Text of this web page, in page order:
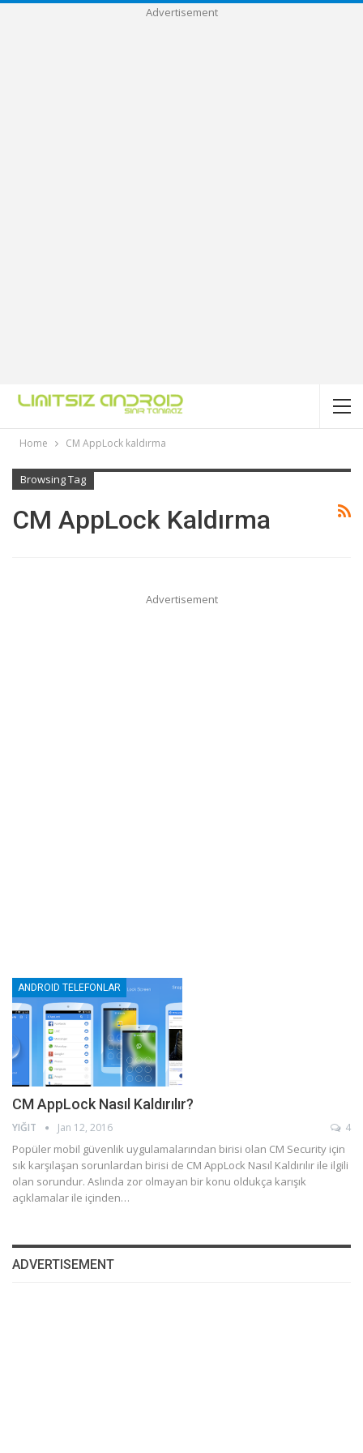
Advertisement
Home CM AppLock kaldırma
Browsing Tag
CM AppLock Kaldırma
Advertisement
ANDROID TELEFONLAR
CM AppLock Nasıl Kaldırılır?
YIĞIT Jan 12, 2016 4
Popüler mobil güvenlik uygulamalarından birisi olan CM Security için
sık karşılaşan sorunlardan birisi de CM AppLock Nasıl Kaldırılır ile ilgili
olan sorundur. Aslında zor olmayan bir konu oldukça karışık
açıklamalar ile içinden…
ADVERTISEMENT